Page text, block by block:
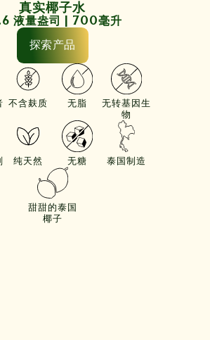
真实椰子水
液量盎司 | 700毫升
探索产品
不含麸质 无脂 无转基因生
物
纯天然 无糖 泰国制造
甜甜的泰国
椰子